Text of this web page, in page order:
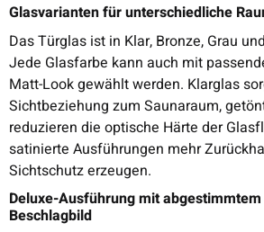
Glasvarianten für unterschiedliche
Das Türglas ist in Klar, Bronze, Grau
Jede Glasfarbe kann auch mit
Matt-Look gewählt werden. Klarglas
Sichtbeziehung zum Saunaraum,
reduzieren die optische Härte der
satinierte Ausführungen mehr
Sichtschutz erzeugen.
Deluxe-Ausführung mit
Beschlagbild